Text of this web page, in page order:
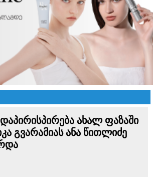
ახალ ფაზაში
გვარამიას ანა წითლიძე